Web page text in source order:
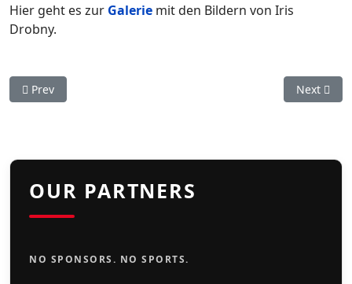
Hier geht es zur Galerie mit den Bildern von Iris
Drobny.
Previous article: Softball Bundesliga: Stuttgart Reds
Prev Next
Next
OUR PARTNERS
NO SPONSORS. NO SPORTS.